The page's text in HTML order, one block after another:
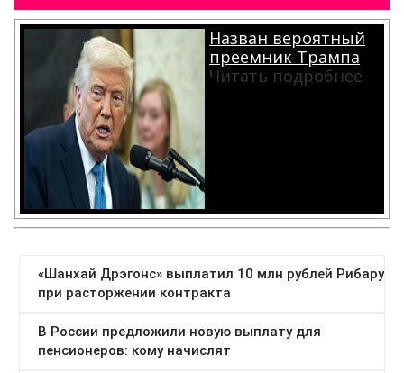
Назван вероятный
преемник Трампа
Читать подробнее